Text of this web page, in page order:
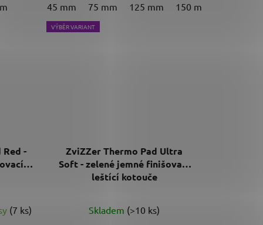
45 mm 75 mm 125 mm 150 mm
Red -
(7 ks)
VÝBĚR VARIANT
ZviZZer Thermo Pad Ultra
Soft - zelené jemné finišovací
leštící kotouče
Skladem (>10 ks)